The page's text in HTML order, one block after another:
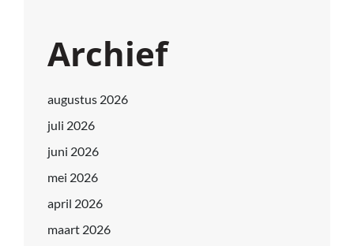
Archief
augustus 2026
juli 2026
juni 2026
mei 2026
april 2026
maart 2026